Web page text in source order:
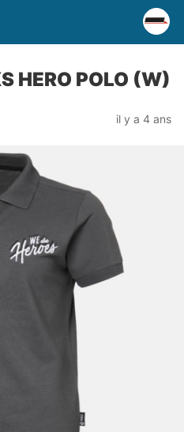
HERO POLO (W)
il y a 4 ans